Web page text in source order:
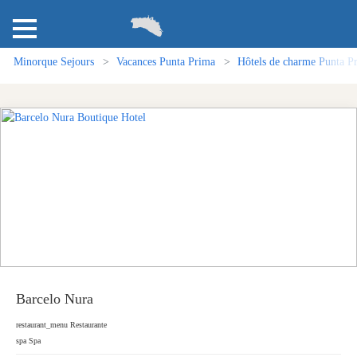
Minorque Sejours Vacances Punta Prima Hôtels de charme Punta
Barcelo Nura
restaurant_menu Restaurante
spa Spa